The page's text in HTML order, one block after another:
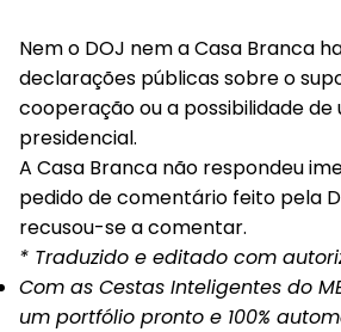
Nem o DOJ nem a Casa Branca
declarações públicas sobre o
cooperação ou a possibilidade
presidencial.
A Casa Branca não respondeu
pedido de comentário feito pela
recusou-se a comentar.
* Traduzido e editado com
Com as Cestas Inteligentes do
um portfólio pronto e 100%